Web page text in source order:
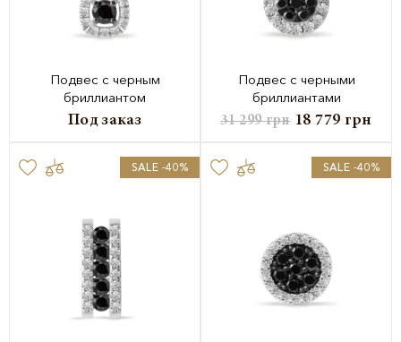
Подвес с черным
бриллиантом
Под заказ
Подвес с черными
бриллиантами
31 299грн 18 779 грн
SALE -40% SALE -40%